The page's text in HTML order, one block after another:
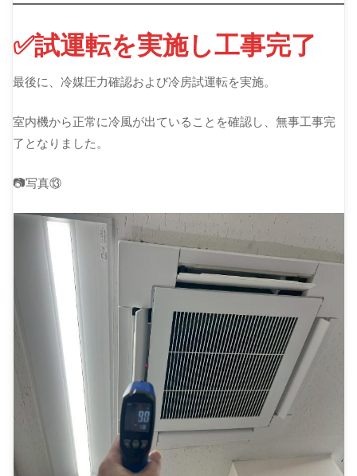
✅試運転を実施し工事完了
最後に、冷媒圧力確認および冷房試運転を実施。
室内機から正常に冷風が出ていることを確認し、無事工事完
了となりました。
📷写真⑬